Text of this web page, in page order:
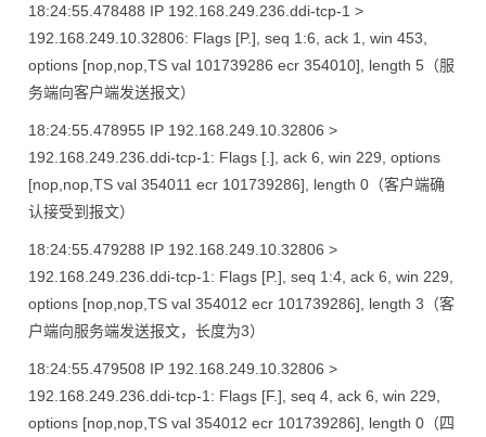
18:24:55.478488 IP 192.168.249.236.ddi-tcp-1 >
192.168.249.10.32806: Flags [P.], seq 1:6, ack 1, win 453,
options [nop,nop,TS val 101739286 ecr 354010], length 5（服
务端向客户端发送报文）
18:24:55.478955 IP 192.168.249.10.32806 >
192.168.249.236.ddi-tcp-1: Flags [.], ack 6, win 229, options
[nop,nop,TS val 354011 ecr 101739286], length 0（客户端确
认接受到报文）
18:24:55.479288 IP 192.168.249.10.32806 >
192.168.249.236.ddi-tcp-1: Flags [P.], seq 1:4, ack 6, win 229,
options [nop,nop,TS val 354012 ecr 101739286], length 3（客
户端向服务端发送报文，长度为3）
18:24:55.479508 IP 192.168.249.10.32806 >
192.168.249.236.ddi-tcp-1: Flags [F.], seq 4, ack 6, win 229,
options [nop,nop,TS val 354012 ecr 101739286], length 0（四